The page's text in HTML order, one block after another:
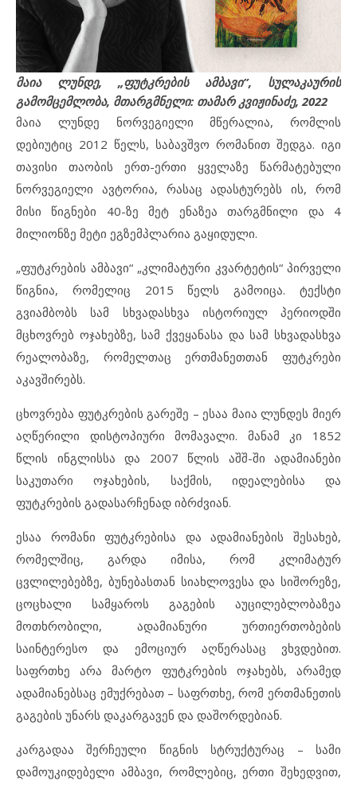
მაია ლუნდე, „ფუტკრების ამბავი”, სულაკაურის
გამომცემლობა, მთარგმნელი: თამარ კვიჟინაძე, 2022
მაია ლუნდე ნორვეგიელი მწერალია, რომლის
დებიუტიც 2012 წელს, საბავშვო რომანით შედგა. იგი
თავისი თაობის ერთ-ერთი ყველაზე წარმატებული
ნორვეგიელი ავტორია, რასაც ადასტურებს ის, რომ
მისი წიგნები 40-ზე მეტ ენაზეა თარგმნილი და 4
მილიონზე მეტი ეგზემპლარია გაყიდული.
„ფუტკრების ამბავი“ „კლიმატური კვარტეტის“ პირველი
წიგნია, რომელიც 2015 წელს გამოიცა. ტექსტი
გვიამბობს სამ სხვადასხვა ისტორიულ პერიოდში
მცხოვრებ ოჯახებზე, სამ ქვეყანასა და სამ სხვადასხვა
რეალობაზე, რომელთაც ერთმანეთთან ფუტკრები
აკავშირებს.
ცხოვრება ფუტკრების გარეშე – ესაა მაია ლუნდეს მიერ
აღწერილი დისტოპიური მომავალი. მანამ კი 1852
წლის ინგლისსა და 2007 წლის აშშ-ში ადამიანები
საკუთარი ოჯახების, საქმის, იდეალებისა და
ფუტკრების გადასარჩენად იბრძვიან.
ესაა რომანი ფუტკრებისა და ადამიანების შესახებ,
რომელშიც, გარდა იმისა, რომ კლიმატურ
ცვლილებებზე, ბუნებასთან სიახლოვესა და სიშორეზე,
ცოცხალი სამყაროს გაგების აუცილებლობაზეა
მოთხრობილი, ადამიანური ურთიერთობების
საინტერესო და ემოციურ აღწერასაც ვხვდებით.
საფრთხე არა მარტო ფუტკრების ოჯახებს, არამედ
ადამიანებსაც ემუქრებათ – საფრთხე, რომ ერთმანეთის
გაგების უნარს დაკარგავენ და დაშორდებიან.
კარგადაა შერჩეული წიგნის სტრუქტურაც – სამი
დამოუკიდებელი ამბავი, რომლებიც, ერთი შეხედვით,